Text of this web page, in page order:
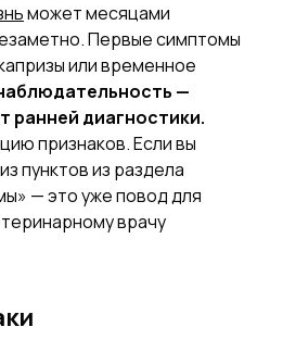
может месяцами
Первые симптомы
или временное
—
ранней диагностики.
признаков. Если вы
пунктов из раздела
— это уже повод для
врачу